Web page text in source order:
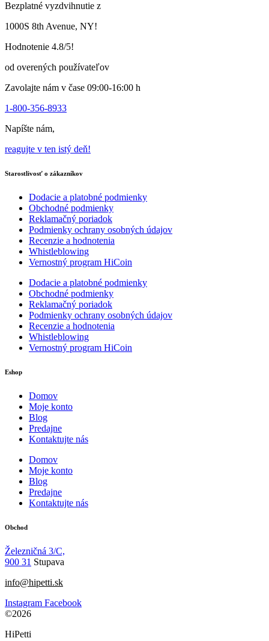
stránke
produktu
Bezplatné vyzdvihnutie z
1000S 8th Avenue, NY!
Hodnotenie 4.8/5!
od overených používateľov
Zavolajte nám v čase 09:00-16:00 h
1-800-356-8933
Napíšte nám,
reagujte v ten istý deň!
Starostlivosť o zákazníkov
Dodacie a platobné podmienky
Obchodné podmienky
Reklamačný poriadok
Podmienky ochrany osobných údajov
Recenzie a hodnotenia
Whistleblowing
Vernostný program HiCoin
Dodacie a platobné podmienky
Obchodné podmienky
Reklamačný poriadok
Podmienky ochrany osobných údajov
Recenzie a hodnotenia
Whistleblowing
Vernostný program HiCoin
Eshop
Domov
Moje konto
Blog
Predajne
Kontaktujte nás
Domov
Moje konto
Blog
Predajne
Kontaktujte nás
Obchod
Železničná 3/C,
900 31 Stupava
info@hipetti.sk
Instagram Facebook
©2026
HiPetti